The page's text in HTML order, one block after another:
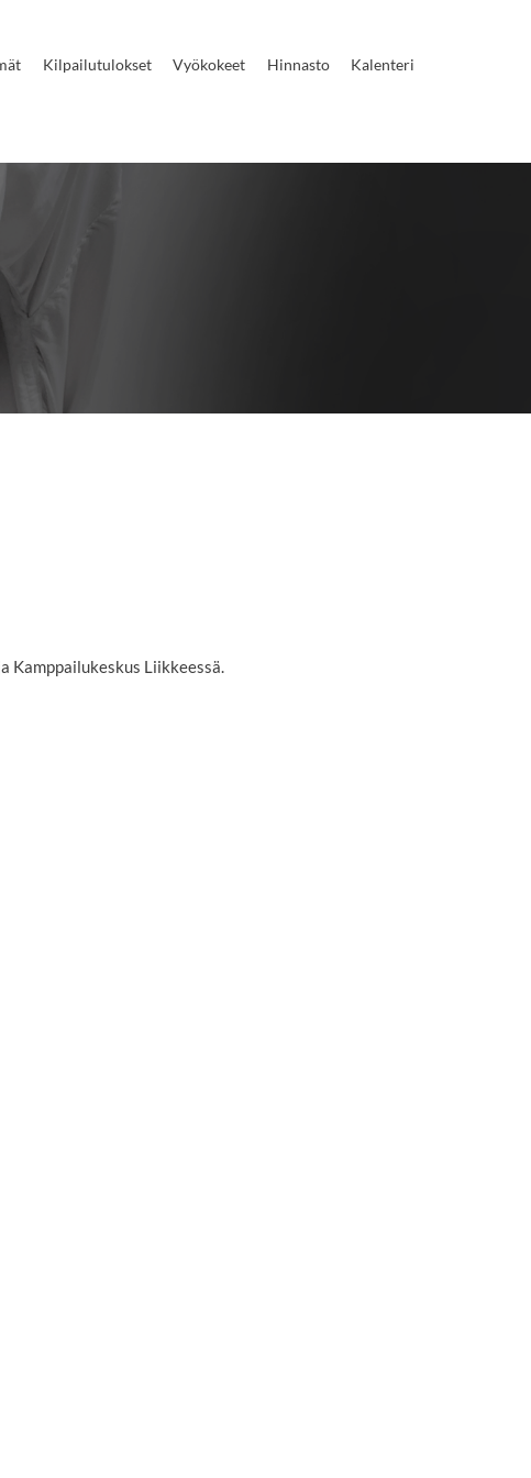
Kilpailutulokset Vyökokeet Hinnasto
Kalenteri
Kamppailukeskus Liikkeessä.